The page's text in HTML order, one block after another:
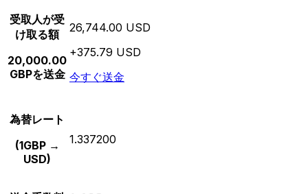
受取人が受
け取る額
20,000.00
GBPを送金
26,744.00 USD
+375.79 USD
今すぐ送金
為替レート
(1GBP →
USD)
1.337200